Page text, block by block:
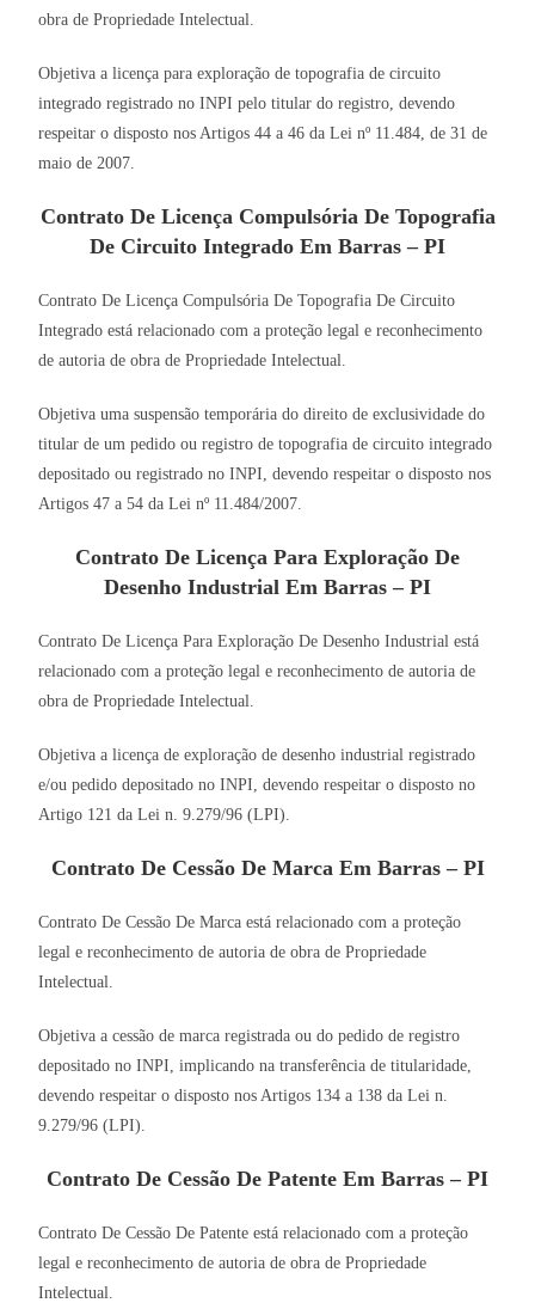
obra de Propriedade Intelectual.
Objetiva a licença para exploração de topografia de circuito
integrado registrado no INPI pelo titular do registro, devendo
respeitar o disposto nos Artigos 44 a 46 da Lei nº 11.484, de 31 de
maio de 2007.
Contrato De Licença Compulsória De Topografia
De Circuito Integrado Em Barras – PI
Contrato De Licença Compulsória De Topografia De Circuito
Integrado está relacionado com a proteção legal e reconhecimento
de autoria de obra de Propriedade Intelectual.
Objetiva uma suspensão temporária do direito de exclusividade do
titular de um pedido ou registro de topografia de circuito integrado
depositado ou registrado no INPI, devendo respeitar o disposto nos
Artigos 47 a 54 da Lei nº 11.484/2007.
Contrato De Licença Para Exploração De
Desenho Industrial Em Barras – PI
Contrato De Licença Para Exploração De Desenho Industrial está
relacionado com a proteção legal e reconhecimento de autoria de
obra de Propriedade Intelectual.
Objetiva a licença de exploração de desenho industrial registrado
e/ou pedido depositado no INPI, devendo respeitar o disposto no
Artigo 121 da Lei n. 9.279/96 (LPI).
Contrato De Cessão De Marca Em Barras – PI
Contrato De Cessão De Marca está relacionado com a proteção
legal e reconhecimento de autoria de obra de Propriedade
Intelectual.
Objetiva a cessão de marca registrada ou do pedido de registro
depositado no INPI, implicando na transferência de titularidade,
devendo respeitar o disposto nos Artigos 134 a 138 da Lei n.
9.279/96 (LPI).
Contrato De Cessão De Patente Em Barras – PI
Contrato De Cessão De Patente está relacionado com a proteção
legal e reconhecimento de autoria de obra de Propriedade
Intelectual.